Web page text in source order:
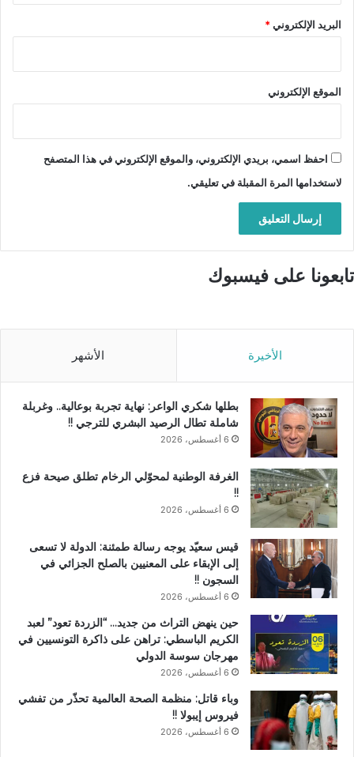
البريد الإلكتروني*
الموقع الإلكتروني
احفظ اسمي، بريدي الإلكتروني، والموقع الإلكتروني في هذا المتصفح
لاستخدامها المرة المقبلة في تعليقي.
تابعونا على فيسبوك
الأخيرة الأشهر
بطلها شكري الواعر: نهاية تجربة بوعالية.. وغربلة
شاملة تطال الرصيد البشري للترجي !!
6 أغسطس، 2026
الغرفة الوطنية لمحوّلي الرخام تطلق صيحة فزع
!!
6 أغسطس، 2026
قيس سعيّد يوجه رسالة طمئنة: الدولة لا تسعى
إلى الإبقاء على المعنيين بالصلح الجزائي في
السجون !!
6 أغسطس، 2026
حين ينهض التراث من جديد… “الزردة تعود” لعبد
الكريم الباسطي: تراهن على ذاكرة التونسيين في
مهرجان سوسة الدولي
6 أغسطس، 2026
وباء قاتل: منظمة الصحة العالمية تحذّر من تفشي
فيروس إيبولا !!
6 أغسطس، 2026